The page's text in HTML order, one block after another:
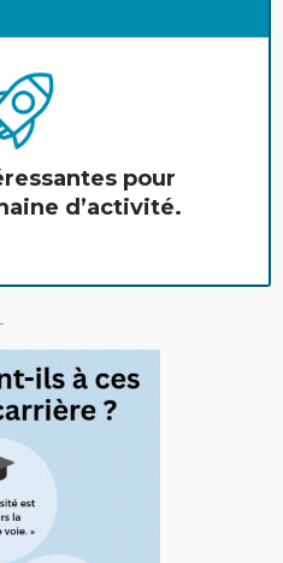
pour
d’activité.